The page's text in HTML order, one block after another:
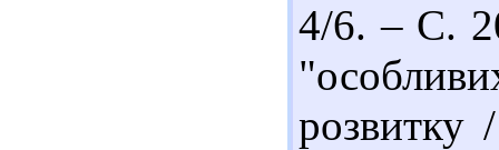
4/6. – С.
розвитку